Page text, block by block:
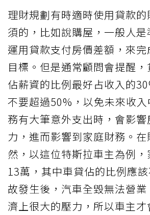
理財規劃有時適時使用貸款
須的，比如說購屋，一般人是
運用貸款支付房價差額，來
目標。但是通常顧問會提醒
佔薪資的比例最好占收入的
不要超過50%，以免未來收
務有大筆意外支出時，會影
力，進而影響到家庭財務。
然，以這位特斯拉車主為例
13萬，其中車貸佔的比例應
故發生後，汽車全毀無法營
濟上很大的壓力，所以車主才